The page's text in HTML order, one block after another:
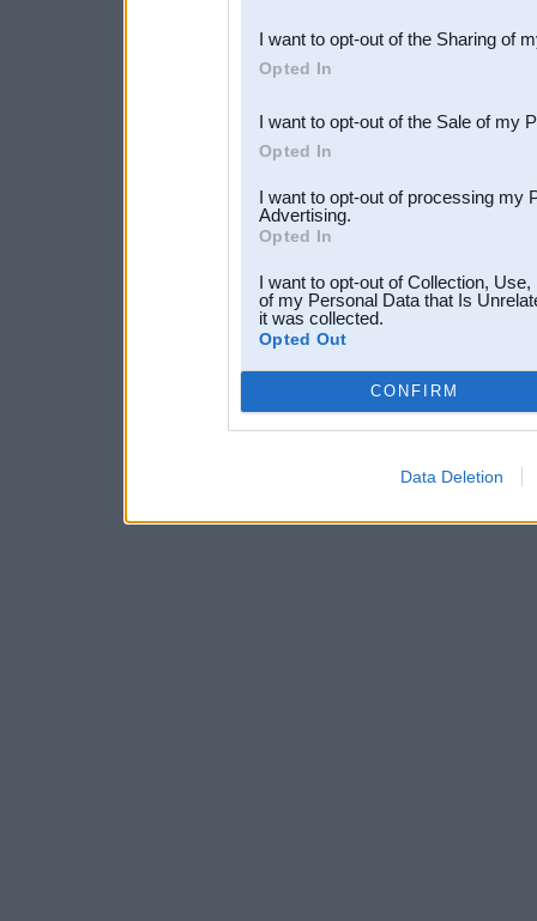
Downstream Participants
third parties.
I want to opt-out of the Sharing of
Opted In
I want to opt-out of the Sale of my
Opted In
I want to opt-out of processing my
Advertising.
Opted In
I want to opt-out of Collection,
of my Personal Data that Is
it was collected.
Opted Out
CONFIRM
Data Deletion